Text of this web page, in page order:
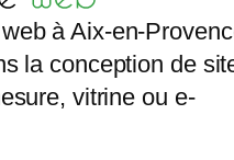
à Aix-en-
la conception de
vitrine ou e-